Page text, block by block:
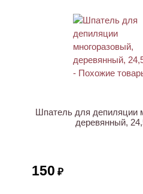
Шпатель для депиляции
деревянный,
150 ₽